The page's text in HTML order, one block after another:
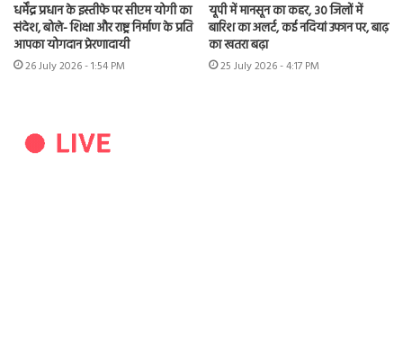
धर्मेंद्र प्रधान के इस्तीफे पर सीएम योगी का
संदेश, बोले- शिक्षा और राष्ट्र निर्माण के प्रति
आपका योगदान प्रेरणादायी
26 July 2026 - 1:54 PM
यूपी में मानसून का कहर, 30 जिलों में
बारिश का अलर्ट, कई नदियां उफान पर, बाढ़
का खतरा बढ़ा
25 July 2026 - 4:17 PM